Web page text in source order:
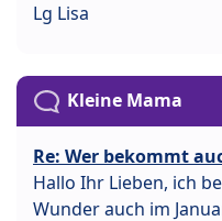
Lg Lisa
Kleine Mama
Re: Wer bekommt
Hallo Ihr Lieben, ich
Wunder auch im